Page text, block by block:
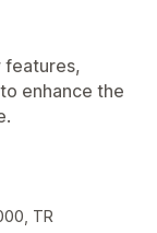
features,
enhance the
TR